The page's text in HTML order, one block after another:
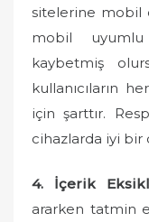
sitelerine mobil
mobil
kaybetmiş
kullanıcıların
için şarttır.
cihazlarda iyi bir
4. İçerik
ararken tatmin